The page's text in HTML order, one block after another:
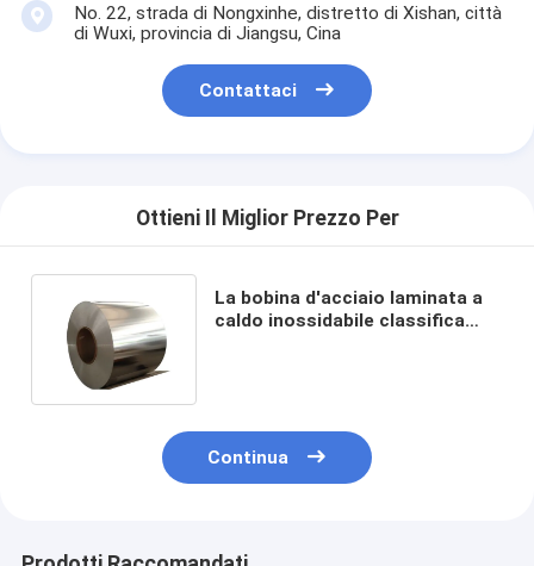
No. 22, strada di Nongxinhe, distretto di Xishan, città
di Wuxi, provincia di Jiangsu, Cina
Contattaci
Ottieni Il Miglior Prezzo Per
La bobina d'acciaio laminata a
caldo inossidabile classifica
Continua